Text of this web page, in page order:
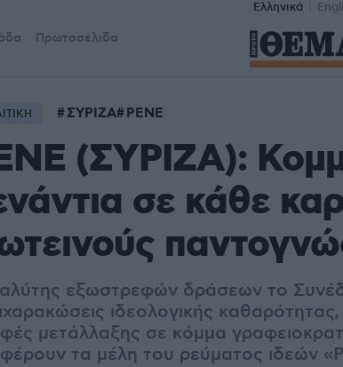
Ελληνικά
Πρωτοσέλιδα
ΣΥΡΙΖΑ ΡΕΝΕ
(ΣΥΡΙΖΑ):
σε κάθε
εξωστρεφών δράσεων το
ιδεολογικής
μετάλλαξης σε κόμμα
τα μέλη του ρεύματος ιδεών